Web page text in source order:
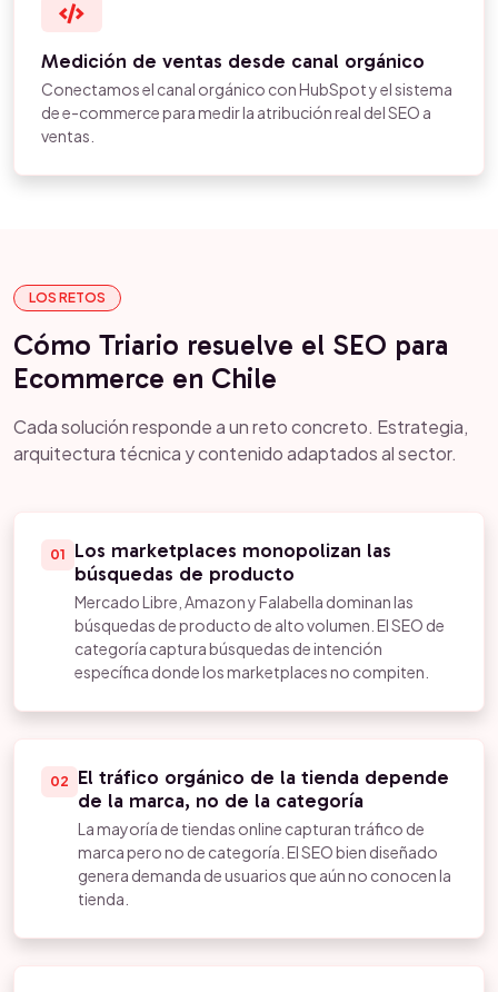
Medición de ventas desde canal orgánico
Conectamos el canal orgánico con HubSpot y el sistema
de e-commerce para medir la atribución real del SEO a
ventas.
LOS RETOS
Cómo Triario resuelve el SEO para
Ecommerce en Chile
Cada solución responde a un reto concreto. Estrategia,
arquitectura técnica y contenido adaptados al sector.
01
Los marketplaces monopolizan las
búsquedas de producto
Mercado Libre, Amazon y Falabella dominan las
búsquedas de producto de alto volumen. El SEO de
categoría captura búsquedas de intención
específica donde los marketplaces no compiten.
02
El tráfico orgánico de la tienda depende
de la marca, no de la categoría
La mayoría de tiendas online capturan tráfico de
marca pero no de categoría. El SEO bien diseñado
genera demanda de usuarios que aún no conocen la
tienda.